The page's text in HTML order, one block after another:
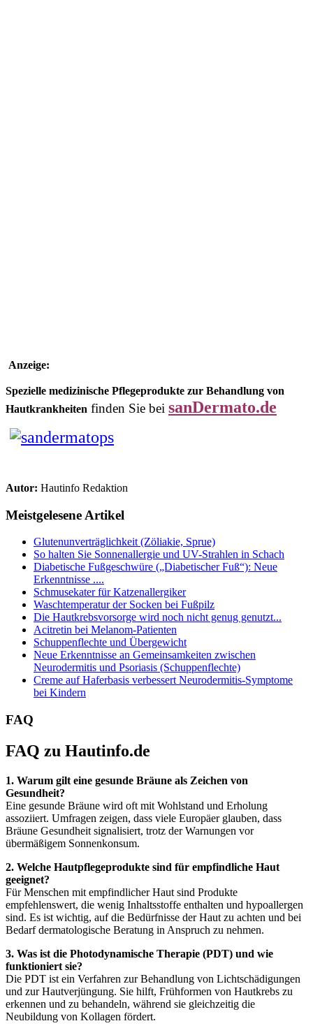
Anzeige:
Spezielle medizinische Pflegeprodukte zur Behandlung von
Hautkrankheiten finden Sie bei sanDermato.de
Autor: Hautinfo Redaktion
Meistgelesene Artikel
Glutenunverträglichkeit (Zöliakie, Sprue)
So halten Sie Sonnenallergie und UV-Strahlen in Schach
Diabetische Fußgeschwüre („Diabetischer Fuß“): Neue
Erkenntnisse ....
Schmusekater für Katzenallergiker
Waschtemperatur der Socken bei Fußpilz
Die Hautkrebsvorsorge wird noch nicht genug genutzt...
Acitretin bei Melanom-Patienten
Schuppenflechte und Übergewicht
Neue Erkenntnisse an Gemeinsamkeiten zwischen
Neurodermitis und Psoriasis (Schuppenflechte)
Creme auf Haferbasis verbessert Neurodermitis-Symptome
bei Kindern
FAQ
FAQ zu Hautinfo.de
1. Warum gilt eine gesunde Bräune als Zeichen von
Gesundheit?
Eine gesunde Bräune wird oft mit Wohlstand und Erholung
assoziiert. Umfragen zeigen, dass viele Europäer glauben, dass
Bräune Gesundheit signalisiert, trotz der Warnungen vor
übermäßigem Sonnenkonsum.
2. Welche Hautpflegeprodukte sind für empfindliche Haut
geeignet?
Für Menschen mit empfindlicher Haut sind Produkte
empfehlenswert, die wenig Inhaltsstoffe enthalten und hypoallergen
sind. Es ist wichtig, auf die Bedürfnisse der Haut zu achten und bei
Bedarf dermatologische Beratung in Anspruch zu nehmen.
3. Was ist die Photodynamische Therapie (PDT) und wie
funktioniert sie?
Die PDT ist ein Verfahren zur Behandlung von Lichtschädigungen
und zur Hautverjüngung. Sie hilft, Frühformen von Hautkrebs zu
erkennen und zu behandeln, während sie gleichzeitig die
Neubildung von Kollagen fördert.